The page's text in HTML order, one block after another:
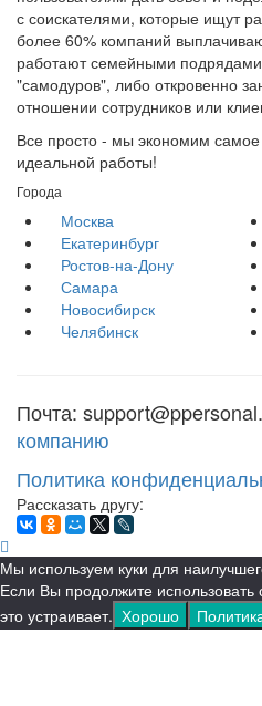
с соискателями, которые ищут
более 60% компаний
работают семейными
"самодуров", либо откровенно
отношении сотрудников или
Все просто - мы экономим
идеальной работы!
Города
Москва
Екатеринбург
Ростов-на-Дону
Самара
Новосибирск
Челябинск
Почта:
компанию
Политика
Рассказать другу:
Мы используем куки для
Если Вы продолжите
это устраивает. Хорошо